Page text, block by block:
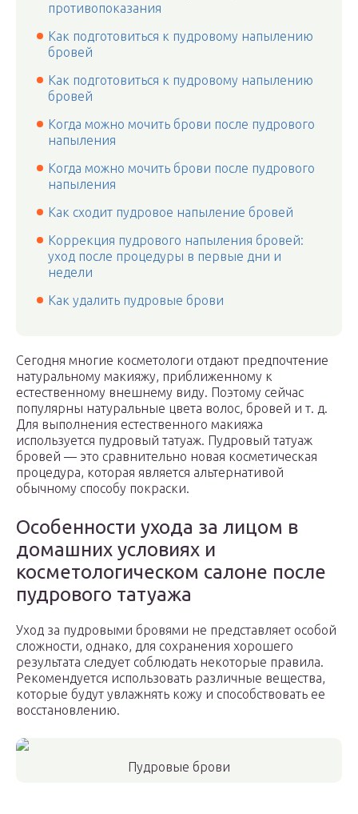
противопоказания
Как подготовиться к пудровому напылению
бровей
Как подготовиться к пудровому напылению
бровей
Когда можно мочить брови после пудрового
напыления
Когда можно мочить брови после пудрового
напыления
Как сходит пудровое напыление бровей
Коррекция пудрового напыления бровей:
уход после процедуры в первые дни и
недели
Как удалить пудровые брови
Сегодня многие косметологи отдают предпочтение
натуральному макияжу, приближенному к
естественному внешнему виду. Поэтому сейчас
популярны натуральные цвета волос, бровей и т. д.
Для выполнения естественного макияжа
используется пудровый татуаж. Пудровый татуаж
бровей — это сравнительно новая косметическая
процедура, которая является альтернативой
обычному способу покраски.
Особенности ухода за лицом в
домашних условиях и
косметологическом салоне после
пудрового татуажа
Уход за пудровыми бровями не представляет особой
сложности, однако, для сохранения хорошего
результата следует соблюдать некоторые правила.
Рекомендуется использовать различные вещества,
которые будут увлажнять кожу и способствовать ее
восстановлению.
Пудровые брови